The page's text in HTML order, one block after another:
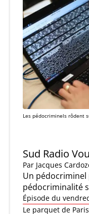
Les pédocriminels rôdent
Sud Radio
Par Jacques
Un pédocriminel
pédocriminalité
Épisode du
Le parquet de